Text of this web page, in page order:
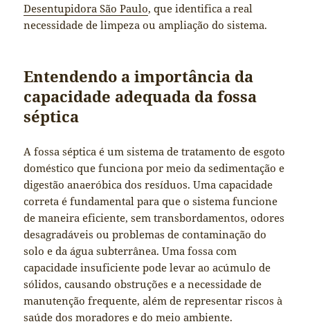
Desentupidora São Paulo, que identifica a real
necessidade de limpeza ou ampliação do sistema.
Entendendo a importância da
capacidade adequada da fossa
séptica
A fossa séptica é um sistema de tratamento de esgoto
doméstico que funciona por meio da sedimentação e
digestão anaeróbica dos resíduos. Uma capacidade
correta é fundamental para que o sistema funcione
de maneira eficiente, sem transbordamentos, odores
desagradáveis ou problemas de contaminação do
solo e da água subterrânea. Uma fossa com
capacidade insuficiente pode levar ao acúmulo de
sólidos, causando obstruções e a necessidade de
manutenção frequente, além de representar riscos à
saúde dos moradores e do meio ambiente.